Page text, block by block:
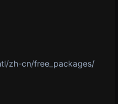
zh-cn/free_packages/